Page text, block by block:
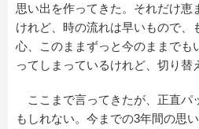
思い出を作ってきた。それだけ恵
けれど、時の流れは早いもので、
心、このままずっと今のままでも
ってしまっているけれど、切り替
ここまで言ってきたが、正直パ
もしれない。今までの3年間の思